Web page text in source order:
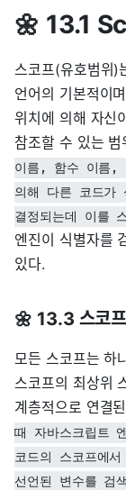
🌼 13.1
스코프(유호범위)
언어의 기본적이
위치에 의해 자신
참조할 수 있는
이름, 함수 이름,
의해 다른 코드가
결정되는데 이를
엔진이 식별자를
있다.
🌼 13.3 스코
모든 스코프는 하
스코프의 최상위
계층적으로 연결
때 자바스크립트
코드의 스코프에
선언된 변수를 검